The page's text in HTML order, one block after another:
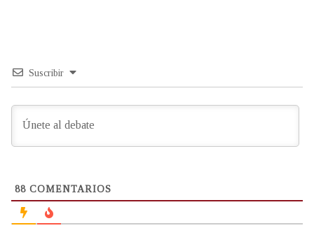
Suscribir
88 COMENTARIOS